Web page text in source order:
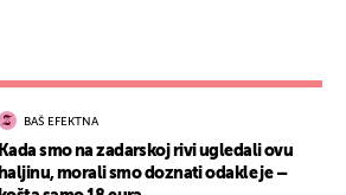
BAŠ EFEKTNA
Kada smo na zadarskoj rivi ugledali ovu
haljinu, morali smo doznati odakle je –